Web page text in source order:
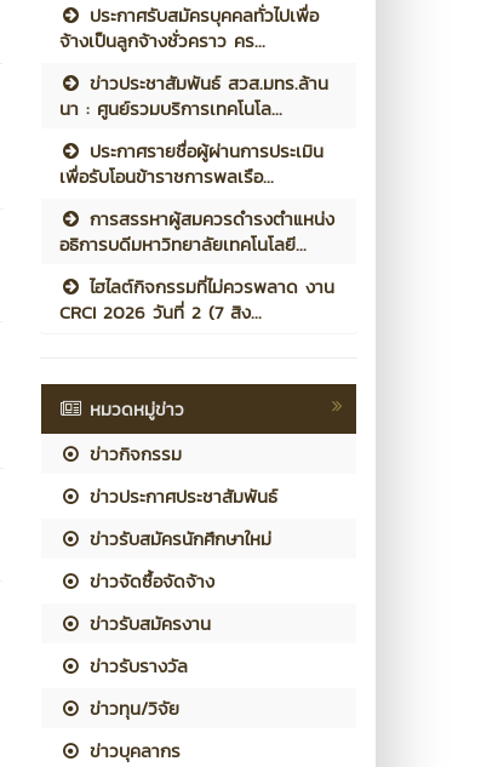
ประกาศรับสมัครบุคคลทั่วไปเพื่อ
จ้างเป็นลูกจ้างชั่วคราว คร...
ข่าวประชาสัมพันธ์ สวส.มทร.ล้าน
นา : ศูนย์รวมบริการเทคโนโล...
ประกาศรายชื่อผู้ผ่านการประเมิน
เพื่อรับโอนข้าราชการพลเรือ...
การสรรหาผู้สมควรดำรงตำแหน่ง
อธิการบดีมหาวิทยาลัยเทคโนโลยี...
ไฮไลต์กิจกรรมที่ไม่ควรพลาด งาน
CRCI 2026 วันที่ 2 (7 สิง...
หมวดหมู่ข่าว
ข่าวกิจกรรม
ข่าวประกาศประชาสัมพันธ์
ข่าวรับสมัครนักศึกษาใหม่
ข่าวจัดซื้อจัดจ้าง
ข่าวรับสมัครงาน
ข่าวรับรางวัล
ข่าวทุน/วิจัย
ข่าวบุคลากร